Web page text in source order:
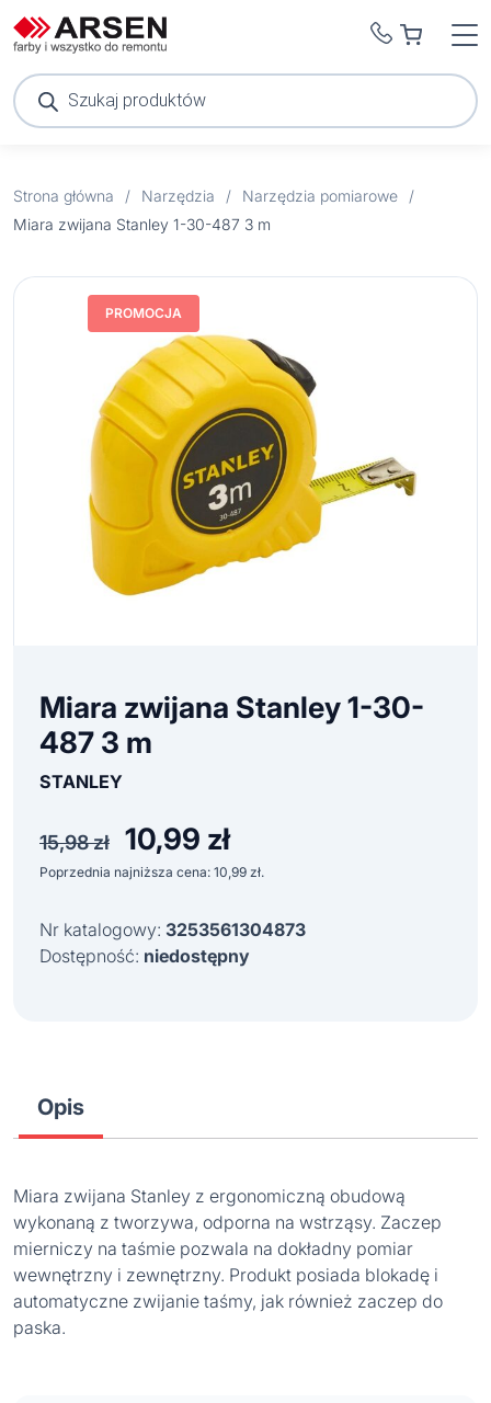
Wyszukiwarka
produktów
Strona główna / Narzędzia / Narzędzia pomiarowe
/
Miara zwijana Stanley 1-30-487 3 m
PROMOCJA
Miara zwijana Stanley 1-30-
487 3 m
STANLEY
15,98zł
Pierwotna
cena
wynosiła:
10,99 złAktualna
wynosi:
Poprzednia najniższa cena: 10,99 zł.
Nr katalogowy: 3253561304873
Dostępność: niedostępny
Opis
Miara zwijana Stanley z ergonomiczną obudową
wykonaną z tworzywa, odporna na wstrząsy. Zaczep
mierniczy na taśmie pozwala na dokładny pomiar
wewnętrzny i zewnętrzny. Produkt posiada blokadę i
automatyczne zwijanie taśmy, jak również zaczep do
paska.